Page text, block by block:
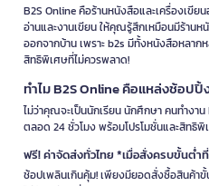
B2S Online คือร้านหนังสือและเครื่องเขี
อ่านและงานเขียน ให้คุณรู้สึกเหมือนมีร้าน
ออกจากบ้าน เพราะ b2s มีทั้งหนังสือหลา
สิทธิพิเศษที่ไม่ควรพลาด!
ทำไม B2S Online คือแหล่งช้อป
ไม่ว่าคุณจะเป็นนักเรียน นักศึกษา คนทำง
ตลอด 24 ชั่วโมง พร้อมโปรโมชั่นและสิทธิพิ
ฟรี! ค่าจัดส่งทั่วไทย *เมื่อสั่งครบขั้นต่ำ
ช้อปเพลินเกินคุ้ม! เพียงมียอดสั่งซื้อสินค้า